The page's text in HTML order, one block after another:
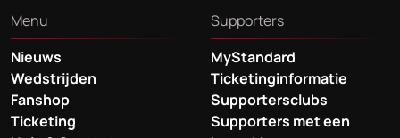
Menu
Nieuws
Wedstrijden
Fanshop
Ticketing
Supporters
MyStandard
Ticketinginformatie
Supportersclubs
Supporters met een